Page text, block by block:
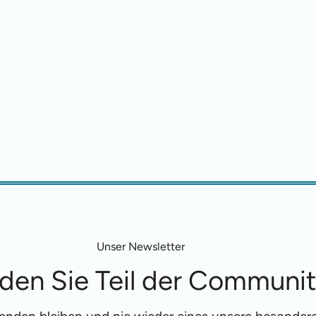
Unser Newsletter
Sie Teil der